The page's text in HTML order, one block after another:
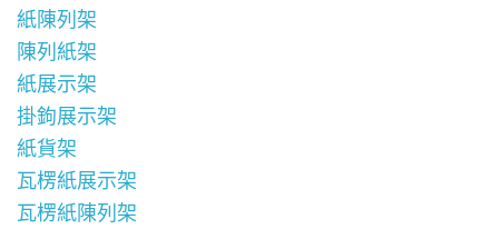
紙陳列架
陳列紙架
紙展示架
掛鉤展示架
紙貨架
瓦楞紙展示架
瓦楞紙陳列架